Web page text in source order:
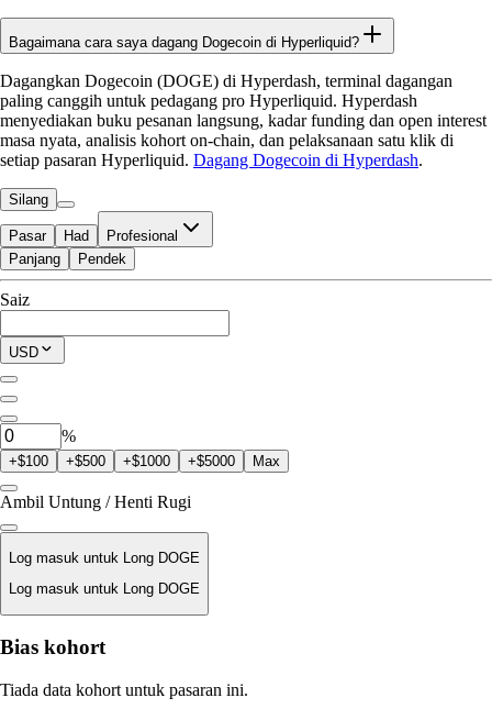
Bagaimana cara saya dagang Dogecoin di Hyperliquid?
Dagangkan Dogecoin (DOGE) di Hyperdash, terminal dagangan
paling canggih untuk pedagang pro Hyperliquid. Hyperdash
menyediakan buku pesanan langsung, kadar funding dan open interest
masa nyata, analisis kohort on-chain, dan pelaksanaan satu klik di
setiap pasaran Hyperliquid. Dagang Dogecoin di Hyperdash.
Silang
Pasar Had Profesional
Tersedia untuk Trade
$0.00
Posisi Semasa
0 DOGE
Panjang Pendek
Saiz
USD
%
+$100 +$500 +$1000 +$5000 Max
Ambil Untung / Henti Rugi
Log masuk untuk Long DOGE
Log masuk untuk Long DOGE
Harga Likuidasi
T/A
Bias kohort
Tiada data kohort untuk pasaran ini.